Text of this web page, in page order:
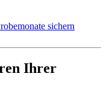
sichern
Ihrer